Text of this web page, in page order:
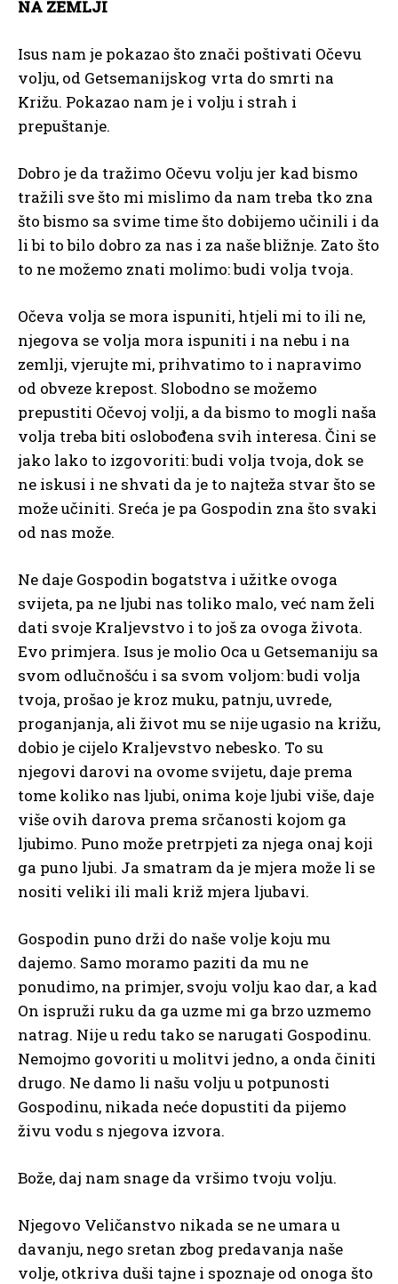
NA ZEMLJI
Isus nam je pokazao što znači poštivati Očevu
volju, od Getsemanijskog vrta do smrti na
Križu. Pokazao nam je i volju i strah i
prepuštanje.
Dobro je da tražimo Očevu volju jer kad bismo
tražili sve što mi mislimo da nam treba tko zna
što bismo sa svime time što dobijemo učinili i da
li bi to bilo dobro za nas i za naše bližnje. Zato što
to ne možemo znati molimo: budi volja tvoja.
Očeva volja se mora ispuniti, htjeli mi to ili ne,
njegova se volja mora ispuniti i na nebu i na
zemlji, vjerujte mi, prihvatimo to i napravimo
od obveze krepost. Slobodno se možemo
prepustiti Očevoj volji, a da bismo to mogli naša
volja treba biti oslobođena svih interesa. Čini se
jako lako to izgovoriti: budi volja tvoja, dok se
ne iskusi i ne shvati da je to najteža stvar što se
može učiniti. Sreća je pa Gospodin zna što svaki
od nas može.
Ne daje Gospodin bogatstva i užitke ovoga
svijeta, pa ne ljubi nas toliko malo, već nam želi
dati svoje Kraljevstvo i to još za ovoga života.
Evo primjera. Isus je molio Oca u Getsemaniju sa
svom odlučnošću i sa svom voljom: budi volja
tvoja, prošao je kroz muku, patnju, uvrede,
proganjanja, ali život mu se nije ugasio na križu,
dobio je cijelo Kraljevstvo nebesko. To su
njegovi darovi na ovome svijetu, daje prema
tome koliko nas ljubi, onima koje ljubi više, daje
više ovih darova prema srčanosti kojom ga
ljubimo. Puno može pretrpjeti za njega onaj koji
ga puno ljubi. Ja smatram da je mjera može li se
nositi veliki ili mali križ mjera ljubavi.
Gospodin puno drži do naše volje koju mu
dajemo. Samo moramo paziti da mu ne
ponudimo, na primjer, svoju volju kao dar, a kad
On ispruži ruku da ga uzme mi ga brzo uzmemo
natrag. Nije u redu tako se narugati Gospodinu.
Nemojmo govoriti u molitvi jedno, a onda činiti
drugo. Ne damo li našu volju u potpunosti
Gospodinu, nikada neće dopustiti da pijemo
živu vodu s njegova izvora.
Bože, daj nam snage da vršimo tvoju volju.
Njegovo Veličanstvo nikada se ne umara u
davanju, nego sretan zbog predavanja naše
volje, otkriva duši tajne i spoznaje od onoga što